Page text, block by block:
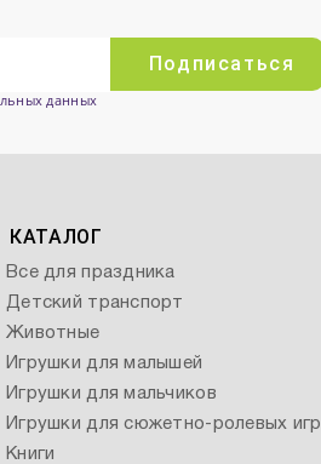
Подписаться
данных
КАТАЛОГ
Все для праздника
Детский транспорт
Животные
Игрушки для малышей
Игрушки для мальчиков
Игрушки для сюжетно-ролевых игр
Книги